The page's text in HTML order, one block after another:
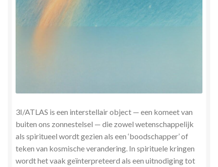
Privacybeleid
Verbinden en Transformeren met 17 Archeia en hun
Tweelingvlam
Webshop
3I/ATLAS is een interstellair object — een komeet van
buiten ons zonnestelsel — die zowel wetenschappelijk
als spiritueel wordt gezien als een ‘boodschapper’ of
teken van kosmische verandering. In spirituele kringen
wordt het vaak geïnterpreteerd als een uitnodiging tot